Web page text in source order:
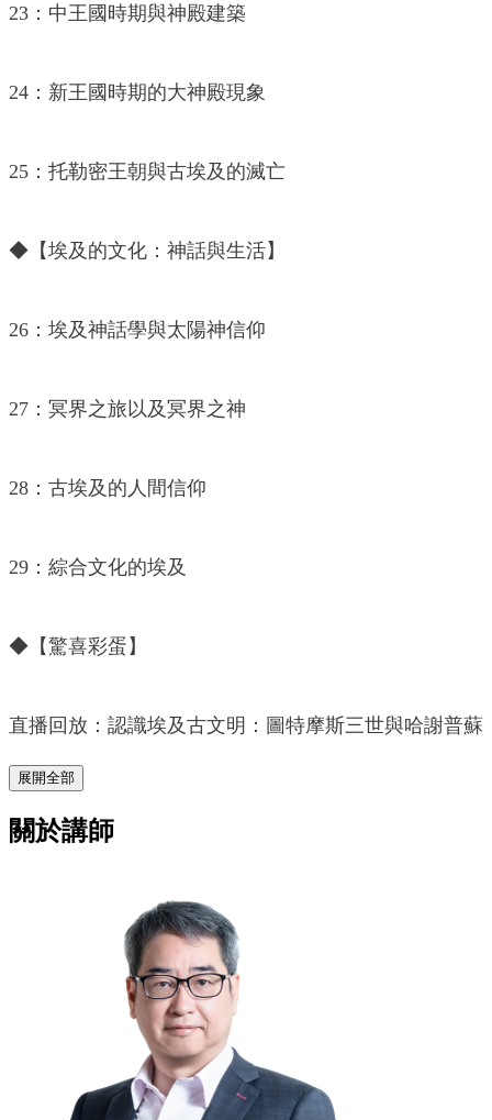
23：中王國時期與神殿建築
24：新王國時期的大神殿現象
25：托勒密王朝與古埃及的滅亡
◆【埃及的文化：神話與生活】
26：埃及神話學與太陽神信仰
27：冥界之旅以及冥界之神
28：古埃及的人間信仰
29：綜合文化的埃及
◆【驚喜彩蛋】
直播回放：認識埃及古文明：圖特摩斯三世與哈謝普蘇
展開全部
關於講師